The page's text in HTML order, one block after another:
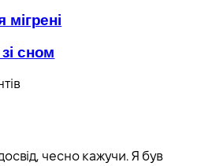
мігрені
сном
чесно кажучи. Я був